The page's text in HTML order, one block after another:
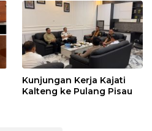
Kunjungan Kerja Kajati
Kalteng ke Pulang Pisau